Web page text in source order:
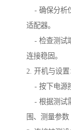
- 确保分析
适配器。
- 检查测试
连接稳固。
2. 开机与设置
- 按下电源
- 根据测试
围、测量参数